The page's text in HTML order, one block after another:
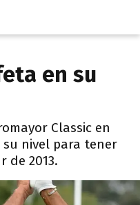
en su
Classic en
nivel para tener
de 2013.